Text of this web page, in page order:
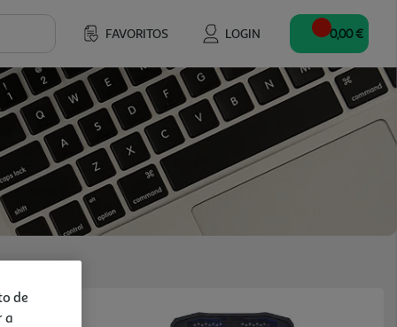
FAVORITOS LOGIN 0,00 €
de
a